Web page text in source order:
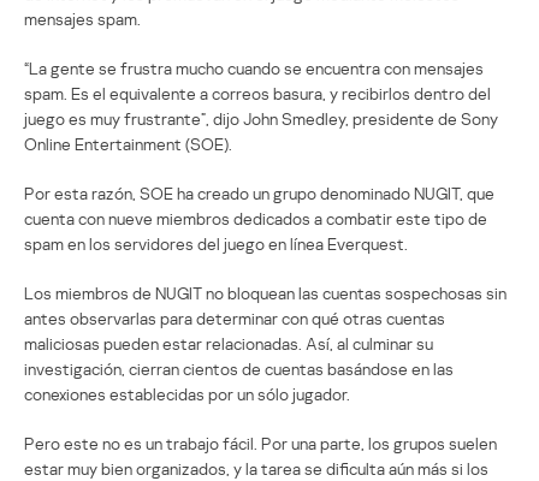
mensajes spam.
“La gente se frustra mucho cuando se encuentra con mensajes
spam. Es el equivalente a correos basura, y recibirlos dentro del
juego es muy frustrante”, dijo John Smedley, presidente de Sony
Online Entertainment (SOE).
Por esta razón, SOE ha creado un grupo denominado NUGIT, que
cuenta con nueve miembros dedicados a combatir este tipo de
spam en los servidores del juego en línea Everquest.
Los miembros de NUGIT no bloquean las cuentas sospechosas sin
antes observarlas para determinar con qué otras cuentas
maliciosas pueden estar relacionadas. Así, al culminar su
investigación, cierran cientos de cuentas basándose en las
conexiones establecidas por un sólo jugador.
Pero este no es un trabajo fácil. Por una parte, los grupos suelen
estar muy bien organizados, y la tarea se dificulta aún más si los